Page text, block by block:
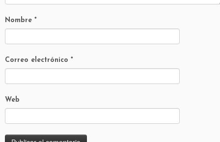
Nombre *
Correo electrónico *
Web